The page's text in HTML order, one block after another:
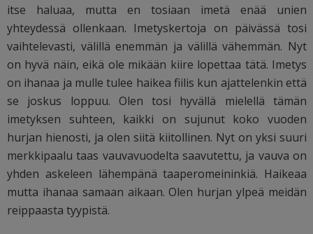
itse haluaa, mutta en tosiaan imetä enää unien
yhteydessä ollenkaan. Imetyskertoja on päivässä tosi
vaihtelevasti, välillä enemmän ja välillä vähemmän. Nyt
on hyvä näin, eikä ole mikään kiire lopettaa tätä. Imetys
on ihanaa ja mulle tulee haikea fiilis kun ajattelenkin että
se joskus loppuu. Olen tosi hyvällä mielellä tämän
imetyksen suhteen, kaikki on sujunut koko vuoden
hurjan hienosti, ja olen siitä kiitollinen. Nyt on yksi suuri
merkkipaalu taas vauvavuodelta saavutettu, ja vauva on
yhden askeleen lähempänä taaperomeininkiä. Haikeaa
mutta ihanaa samaan aikaan. Olen hurjan ylpeä meidän
reippaasta tyypistä.